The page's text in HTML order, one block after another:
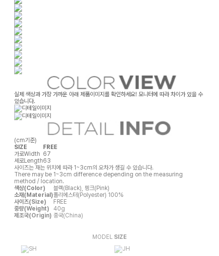
실제 색상과 가장 가까운 아래 제품이미지를 확인하세요! 모니터에 따라 차이가 있을 수
있습니다.
(cm기준)
SIZE
FREE
가로Width 67
세로Length63
사이즈는 재는 위치에 따라 1~3cm의 오차가 생길 수 있습니다.
There may be 1~3cm difference depending on the measuring
method / location.
색상(Color)
블랙(Black), 핑크(Pink)
소재(Material)폴리에스터(Polyester) 100%
사이즈(Size)
FREE
중량(Weight)
40g
제조국(Origin) 중국(China)
MODEL SIZE